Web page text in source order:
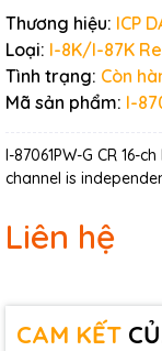
Thương hiệu: ICP
Loại: I-8K/I-87K
Tình trạng: Còn
Mã sản phẩm: I-
I-87061PW-G CR 16-
channel is
Liên hệ
CAM KẾT